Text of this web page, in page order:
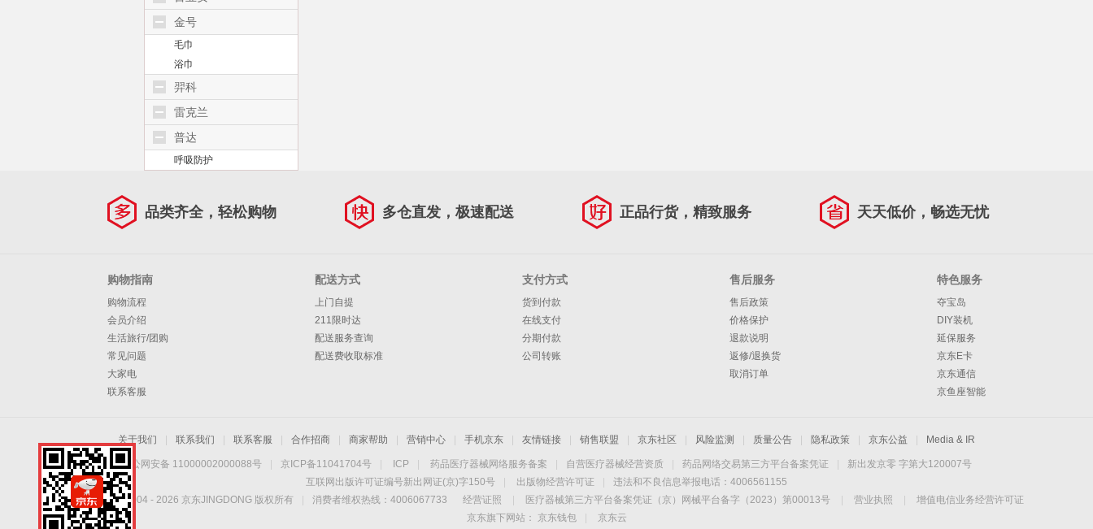
金号
毛巾
浴巾
羿科
雷克兰
普达
呼吸防护
品类齐全，轻松购物 多仓直发，极速配送 正品行货，精致服务 天天低价，畅选无忧
购物指南
购物流程
会员介绍
生活旅行/团购
常见问题
大家电
联系客服
配送方式
上门自提
211限时达
配送服务查询
配送费收取标准
支付方式
货到付款
在线支付
分期付款
公司转账
售后服务
售后政策
价格保护
退款说明
返修/退换货
取消订单
特色服务
夺宝岛
DIY装机
延保服务
京东E卡
京东通信
京鱼座智能
关于我们 联系我们 联系客服 合作招商 商家帮助 营销中心 手机京东 友情链接 销售联盟 京东社区 风险监测 质量公告 隐私政策 京东公益 Media & IR
京公网安备 11000002000088号 京ICP备11041704号 ICP 药品医疗器械网络服务备案 自营医疗器械经营资质 药品网络交易第三方平台备案凭证
新出发京零 字第大120007号
互联网出版许可证编号新出网证(京)字150号
出版物经营许可证
违法和不良信息举报电话：4006561155
Copyright © 2004 - 2026 京东JINGDONG 版权所有 消费者维权热线：4006067733 经营证照 医疗器械第三方平台备案凭证（京）网械平台备字（2023）第00013号 营业执照
增值电信业务经营许可证
京东旗下网站：
京东钱包
京东云